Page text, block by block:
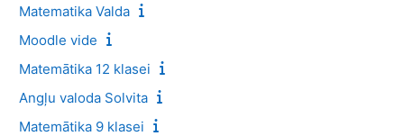
Matematika Valda
Moodle vide
Matemātika 12 klasei
Angļu valoda Solvita
Matemātika 9 klasei